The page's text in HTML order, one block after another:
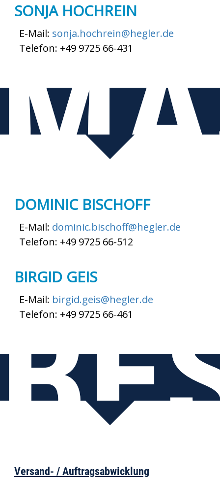
SONJA HOCHREIN
E-Mail: sonja.hochrein@hegler.de
Telefon: +49 9725 66-431
DOMINIC BISCHOFF
E-Mail: dominic.bischoff@hegler.de
Telefon: +49 9725 66-512
BIRGID GEIS
E-Mail: birgid.geis@hegler.de
Telefon: +49 9725 66-461
Versand- / Auftragsabwicklung